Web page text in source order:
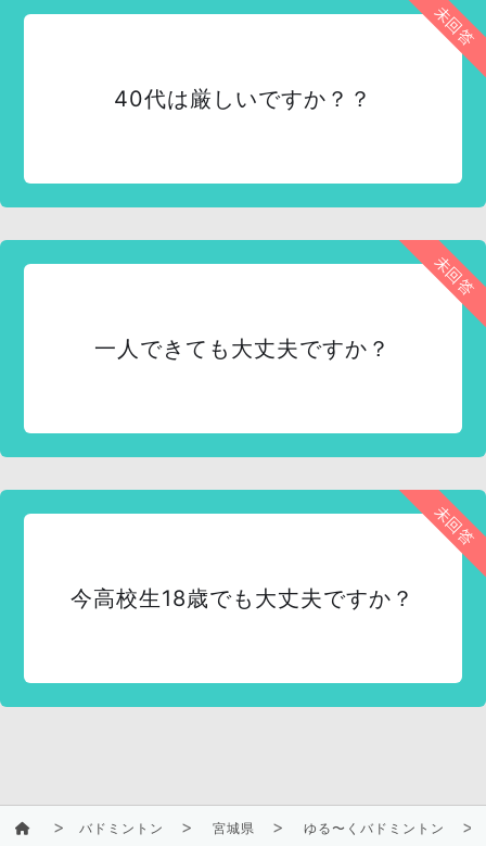
未回答
40代は厳しいですか？？
未回答
一人できても大丈夫ですか？
未回答
今高校生18歳でも大丈夫ですか？
バドミントン 宮城県 ゆる〜くバドミントン